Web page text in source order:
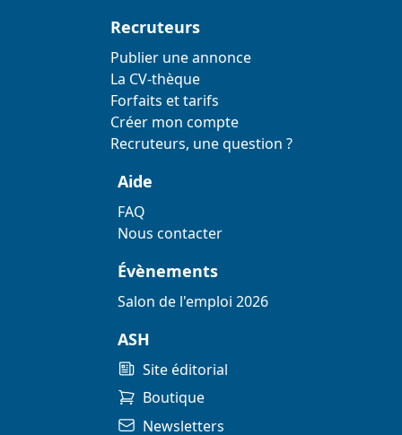
Recruteurs
Publier une annonce
La CV-thèque
Forfaits et tarifs
Créer mon compte
Recruteurs, une question ?
Aide
FAQ
Nous contacter
Évènements
Salon de l'emploi 2026
ASH
Site éditorial
Boutique
Newsletters